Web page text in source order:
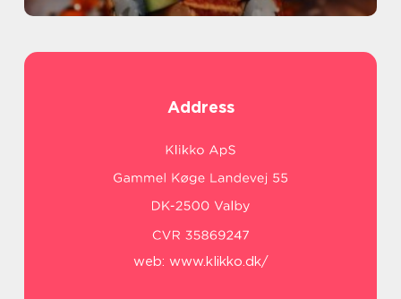
Address
web: www.klikko.dk/